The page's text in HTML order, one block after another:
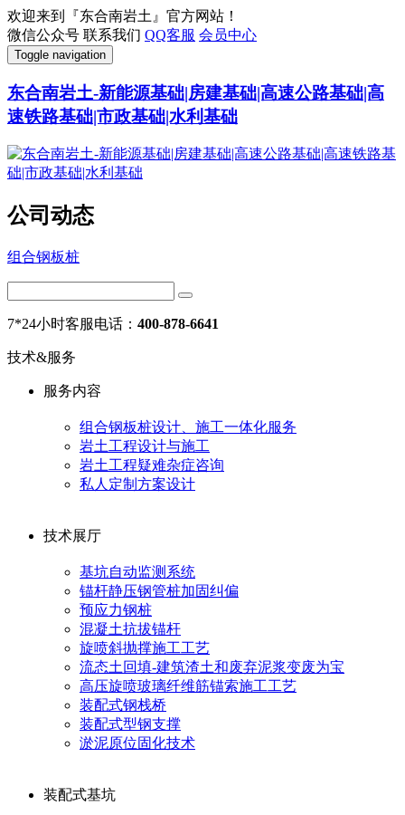
欢迎来到『东合南岩土』官方网站！
微信公众号 联系我们 QQ客服 会员中心
Toggle navigation
东合南岩土-新能源基础|房建基础|高速公路基础|高
速铁路基础|市政基础|水利基础
公司动态
组合钢板桩
7*24小时客服电话： 400-878-6641
技术&服务
服务内容
组合钢板桩设计、施工一体化服务
岩土工程设计与施工
岩土工程疑难杂症咨询
私人定制方案设计
技术展厅
基坑自动监测系统
锚杆静压钢管桩加固纠偏
预应力钢桩
混凝土抗拔锚杆
旋喷斜抛撑施工工艺
流态土回填-建筑渣土和废弃泥浆变废为宝
高压旋喷玻璃纤维筋锚索施工工艺
装配式钢栈桥
装配式型钢支撑
淤泥原位固化技术
装配式基坑